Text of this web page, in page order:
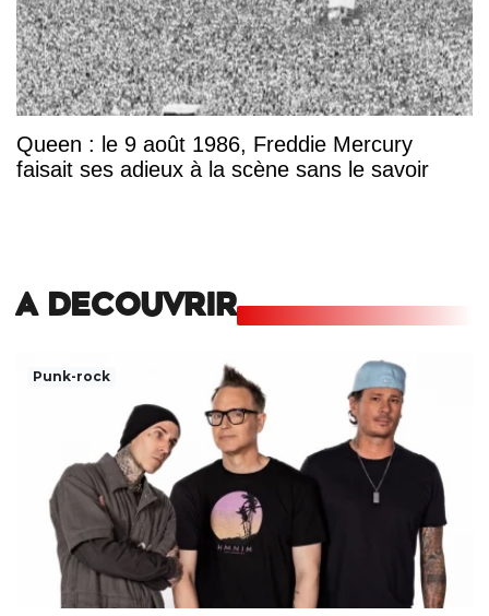
Queen : le 9 août 1986, Freddie Mercury
faisait ses adieux à la scène sans le savoir
A DECOUVRIR
Punk-rock